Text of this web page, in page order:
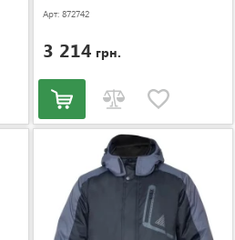
Арт: 872742
3 214 грн.